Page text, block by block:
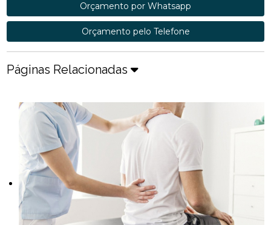
Orçamento por Whatsapp
Orçamento pelo Telefone
Páginas Relacionadas